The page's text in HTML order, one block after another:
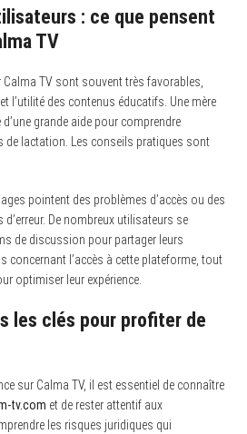
: ce que pensent
TV
Calma TV sont souvent très favorables,
l’utilité des contenus éducatifs. Une mère
d’une grande aide pour comprendre
de lactation. Les conseils pratiques sont
pointent des problèmes d’accès ou des
De nombreux utilisateurs se
de discussion pour partager leurs
l’accès à cette plateforme, tout
optimiser leur expérience.
les clés pour profiter de
sur Calma TV, il est essentiel de connaître
tv.com et de rester attentif aux
les risques juridiques qui